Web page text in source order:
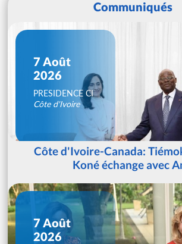
Communiqués
7 Août
2026
PRESIDENCE CI
Côte d'Ivoire
Côte d'Ivoire-Canada:
Koné échange avec
7 Août
2026